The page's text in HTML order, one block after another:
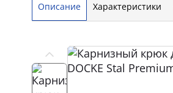
Описание Характеристики